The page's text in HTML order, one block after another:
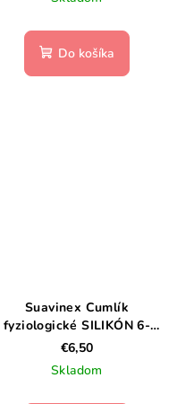
Do košíka
Suavinex Cumlík
fyziologické SILIKÓN 6-
18m SX PRO - COLOUR
ESSENCE-modrý
€6,50
Skladom